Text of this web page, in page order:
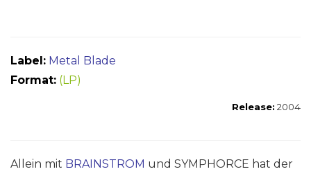
Label: Metal Blade
Format: (LP)
Release: 2004
Allein mit BRAINSTROM und SYMPHORCE hat der